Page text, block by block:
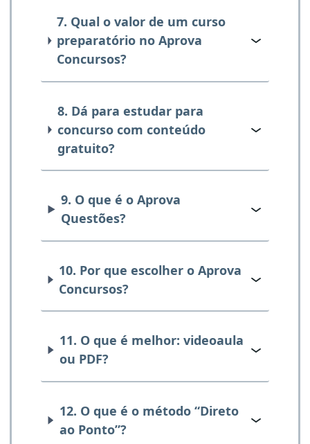
7. Qual o valor de um curso
preparatório no Aprova
Concursos?
8. Dá para estudar para
concurso com conteúdo
gratuito?
9. O que é o Aprova
Questões?
10. Por que escolher o Aprova
Concursos?
11. O que é melhor: videoaula
ou PDF?
12. O que é o método “Direto
ao Ponto”?